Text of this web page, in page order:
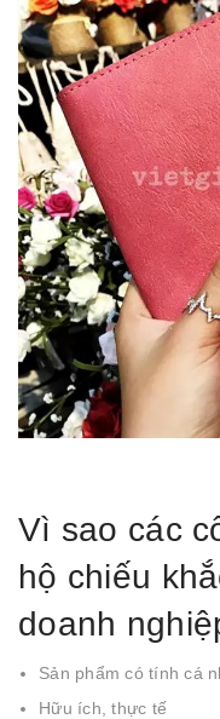
Vì sao các
hộ chiếu
doanh
Sản phẩm có tính cá
Hữu ích, thực tế